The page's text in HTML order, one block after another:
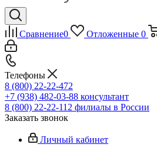
Сравнение0 Отложенные 0
Телефоны
8 (800) 22-22-472
+7 (938) 482-03-88 консультант
8 (800) 22-22-112 филиалы в России
Заказать звонок
Личный кабинет